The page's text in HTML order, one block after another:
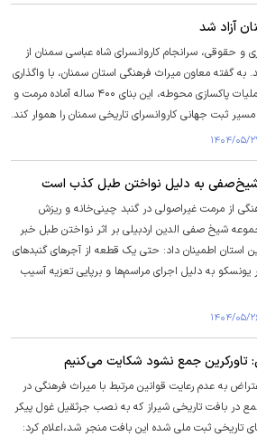
آزاد شد
حقوقی، سرانجام کاروانسرای شاه عباسی سمنان از
گفته معاون میراث فرهنگی استان سمنان، با واگذاری
آخرین ساختمان مزاحم و آغاز عملیات پاکسازی محوطه، این بنای ۴۰۰ ساله آماده مرمت و
ثبت جهانی کاروانسرای تاریخی سمنان را هموار کند.
به دلیل نواختن طبل کذب است
از مرمت غیراصولی در گنبد چینی‌خانه و ریزش
شیخ صفی الدین اردبیلی بر اثر نواختن طبل خبر
استان اطمینان داد: حتی یک قطعه از آجر‌های گنبد‌های
به دلیل اجرای مراسم‌ها و برپایی تعزیه آسیب
تاورکرین جمع نشود شکایت می‌کنیم
به عدم رعایت قوانین مرتبط با میراث فرهنگی در
در بافت تاریخی شیراز که به نصب جرثقیل غول پیکر
تاریخی ثبت ملی شده این بافت منجر شد،اعلام کرد: